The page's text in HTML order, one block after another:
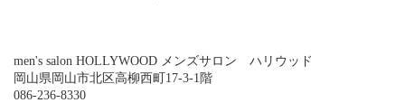
men's salon HOLLYWOOD メンズサロン ハリウッド
岡山県岡山市北区高柳西町17-3-1階
086-236-8330